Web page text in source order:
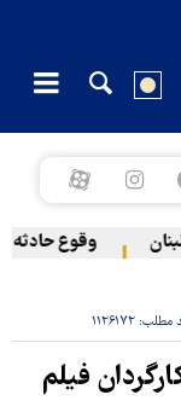
وقوع حادثه
مطلب: ۱۱۲۶۱۷۲
فیلم